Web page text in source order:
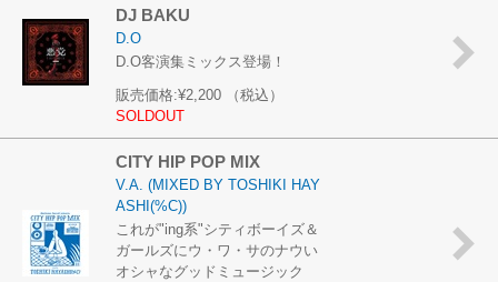
DJ BAKU
D.O
D.O客演集ミックス登場！
販売価格:¥2,200
（税込）
SOLDOUT
CITY HIP POP MIX
V.A. (MIXED BY TOSHIKI HAY
ASHI(%C))
これが"ing系"シティボーイズ＆
ガールズにウ・ワ・サのナウい
オシャなグッドミュージック